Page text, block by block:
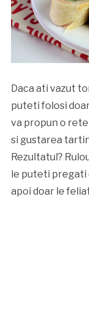
Daca ati vazut
puteti folosi
va propun o
si gustarea
Rezultatul?
le puteti pregati
apoi doar le